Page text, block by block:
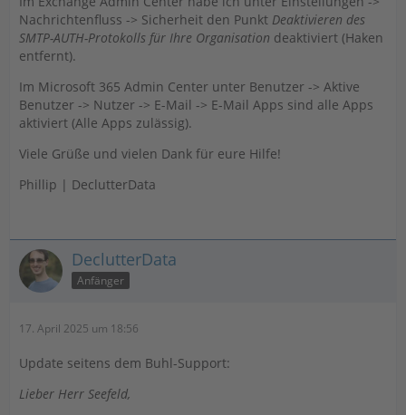
Nachrichtenfluss -> Sicherheit den Punkt Deaktivieren des
SMTP-AUTH-Protokolls für Ihre Organisation deaktiviert (Haken
entfernt).
Im Microsoft 365 Admin Center unter Benutzer -> Aktive
Benutzer -> Nutzer -> E-Mail -> E-Mail Apps sind alle Apps
aktiviert (Alle Apps zulässig).
Viele Grüße und vielen Dank für eure Hilfe!
Phillip | DeclutterData
DeclutterData
Anfänger
17. April 2025 um 18:56
Update seitens dem Buhl-Support:
Lieber Herr Seefeld,